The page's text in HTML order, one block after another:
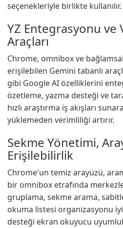
seçenekleriyle birlikte kullanılır.
YZ Entegrasyonu ve
Araçları
Chrome, omnibox ve
erişilebilen Gemini tabanlı
gibi Google AI özelliklerini
özetleme, yazma desteği ve
hızlı araştırma iş akışları
yüklemeden verimliliği artırır.
Sekme Yönetimi,
Erişilebilirlik
Chrome'un temiz arayüzü,
bir omnibox etrafında
gruplama, sekme arama,
okuma listesi organizasyonu
desteği ekran okuyucu